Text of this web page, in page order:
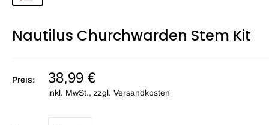
Nautilus Churchwarden Stem Kit
Preis: 38,99 €
inkl. MwSt., zzgl. Versandkosten